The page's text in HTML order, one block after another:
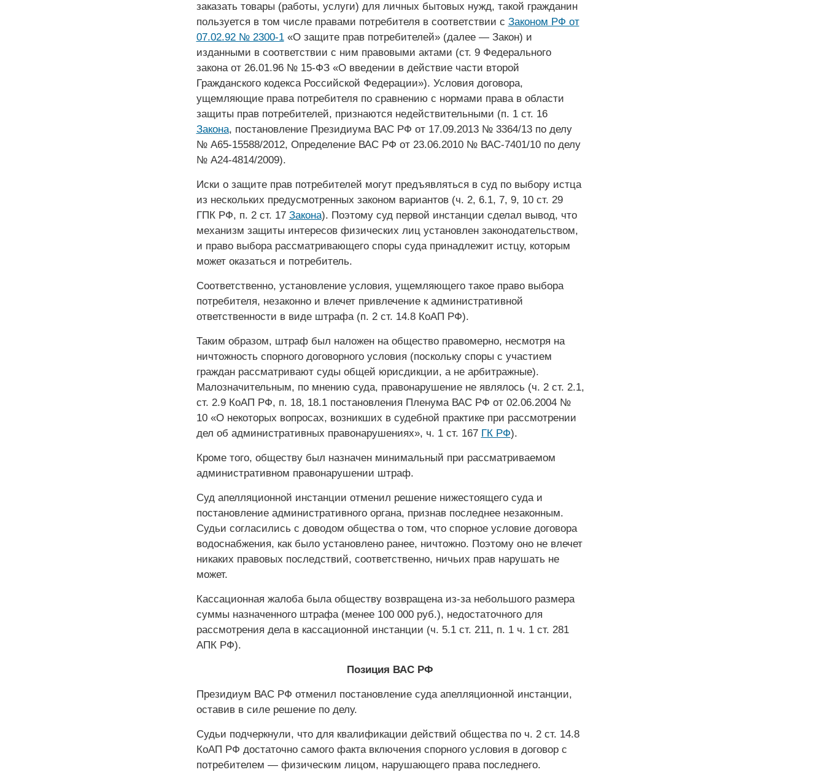
заказать товары (работы, услуги) для личных бытовых нужд, такой гражданин
пользуется в том числе правами потребителя в соответствии с Законом РФ от
07.02.92 № 2300-1«О защите прав потребителей» (далее — Закон) и
изданными в соответствии с ним правовыми актами (ст. 9 Федерального
закона от 26.01.96 № 15-ФЗ «О введении в действие части второй
Гражданского кодекса Российской Федерации»). Условия договора,
ущемляющие права потребителя по сравнению с нормами права в области
защиты прав потребителей, признаются недействительными (п. 1 ст. 16
Закона, постановление Президиума ВАС РФ от 17.09.2013 № 3364/13 по делу
№ А65-15588/2012, Определение ВАС РФ от 23.06.2010 № ВАС-7401/10 по делу
№ ­­А24-4814/2009).
Иски о защите прав потребителей могут предъявляться в суд по выбору истца
из нескольких преду­смотренных законом вариантов (ч. 2, 6.1, 7, 9, 10 ст. 29
ГПК РФ, п. 2 ст. 17 Закона). Поэтому суд первой инстанции сделал вывод, что
механизм защиты интересов физических лиц установлен законодательством,
и право выбора рассматривающего споры суда принадлежит истцу, которым
может оказаться и потребитель.
Соответственно, установление условия, ущемляющего такое право выбора
потребителя, незаконно и влечет привлечение к административной
ответственности в виде штрафа (п. 2 ст. 14.8 КоАП РФ).
Таким образом, штраф был наложен на общество правомерно, несмот­ря на
ничтожность спорного договорного условия (поскольку споры с участием
граждан рассматривают суды общей юрисдикции, а не арбитражные).
Малозначительным, по мнению суда, правонарушение не являлось (ч. 2 ст. 2.1,
ст. 2.9 КоАП РФ, п. 18, 18.1 постановления Пленума ВАС РФ от 02.06.2004 №
10 «О некоторых вопросах, возникших в судебной практике при рассмотрении
дел об административных правонарушениях», ч. 1 ст. 167 ГК РФ).
Кроме того, обществу был назначен минимальный при рассматриваемом
административном правонарушении штраф.
Суд апелляционной инстанции отменил решение нижестоящего суда и
постановление административного органа, признав последнее незаконным.
Судьи согласились с доводом общества о том, что спорное условие договора
водоснабжения, как было установлено ранее, нич­тожно. Поэтому оно не влечет
никаких правовых последствий, соответственно, ничьих прав нарушать не
может.
Кассационная жалоба была обществу возвращена из-за небольшого размера
суммы назначенного штрафа (менее 100 000 руб.), недостаточного для
рассмотрения дела в кассационной инстанции (ч. 5.1 ст. 211, п. 1 ч. 1 ст. 281
АПК РФ).
Позиция ВАС РФ
Президиум ВАС РФ отменил постановление суда апелляционной инстанции,
оставив в силе решение по делу.
Судьи подчеркнули, что для квалификации действий общества по ч. 2 ст. 14.8
КоАП РФ достаточно самого факта включения спорного условия в договор с
потребителем — физи­ческим лицом, нарушающего права последнего.